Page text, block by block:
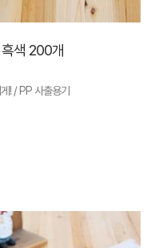
색 200개
! / PP 사출용기